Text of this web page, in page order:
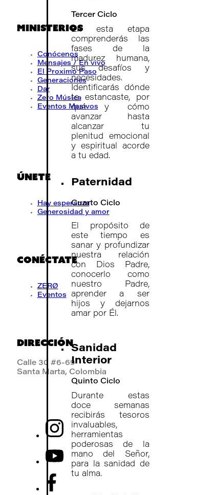
Tercer Ciclo
En esta etapa
comprenderás las
fases de la
madurez humana,
sus desafíos y
necesidades.
Identificarás dónde
te estancaste, por
qué y cómo
avanzar hasta
alcanzar tu
plenitud emocional
y espiritual acorde
a tu edad.
Paternidad
Cuarto Ciclo
El propósito de
este tiempo es
sanar y profundizar
nuestra relación
con Dios Padre,
conocerlo como
nuestro Padre,
aprender a ser
hijos y dejarnos
amar por Él.
Sanidad
Interior
Quinto Ciclo
Durante estas
doce semanas
recibirás tesoros
invaluables,
herramientas
poderosas de la
mano del Señor,
para la sanidad de
tu alma.
MINISTERIOS
Conócenos
Mensajes / En vivo
El Proximo Paso
Generaciones
Dar
Zero Música
Eventos Masivos
ÚNETE
Hay esperanza
Generosidad y amor
CONÉCTATE
ZERØ
Eventos
DIRECCIÓN
Calle 30 #6-69
Santa Marta, Colombia